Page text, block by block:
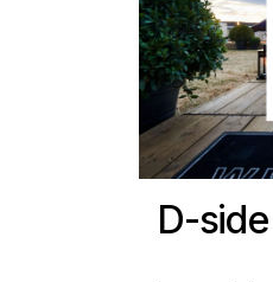
D-side